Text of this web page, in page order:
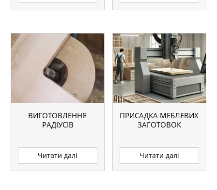
ВИГОТОВЛЕННЯ
РАДІУСІВ
Читати далі
ПРИСАДКА МЕБЛЕВИХ
ЗАГОТОВОК
Читати далі